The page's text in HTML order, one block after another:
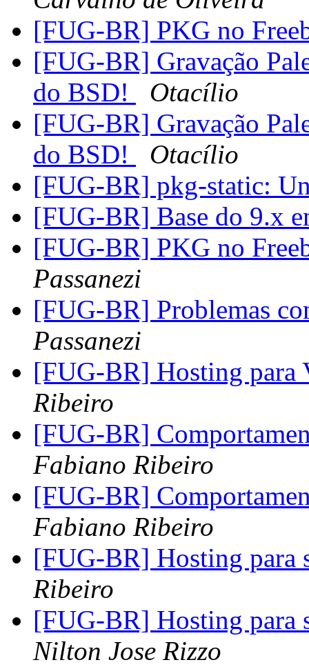
[FUG-BR] PKG no
[FUG-BR] Gravação
do BSD!
Otacílio
[FUG-BR] Gravação
do BSD!
Otacílio
[FUG-BR] pkg-static:
[FUG-BR] Base do 9.x
[FUG-BR] PKG no
Passanezi
[FUG-BR] Problemas
Passanezi
[FUG-BR] Hosting para
Ribeiro
[FUG-BR]
Fabiano Ribeiro
[FUG-BR]
Fabiano Ribeiro
[FUG-BR] Hosting
Ribeiro
[FUG-BR] Hosting
Nilton Jose Rizzo